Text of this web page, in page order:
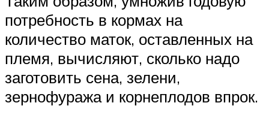
потребность в кормах на
количество маток, оставленных на
племя, вычисляют, сколько надо
заготовить сена, зелени,
зернофуража и корнеплодов впрок.